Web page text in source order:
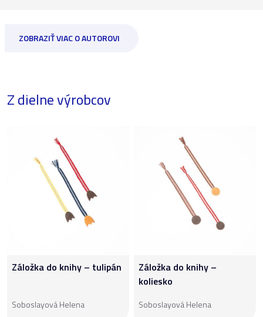
ZOBRAZIŤ VIAC O AUTOROVI
Z dielne výrobcov
Záložka do knihy – tulipán
Soboslayová Helena
Záložka do knihy –
koliesko
Soboslayová Helena